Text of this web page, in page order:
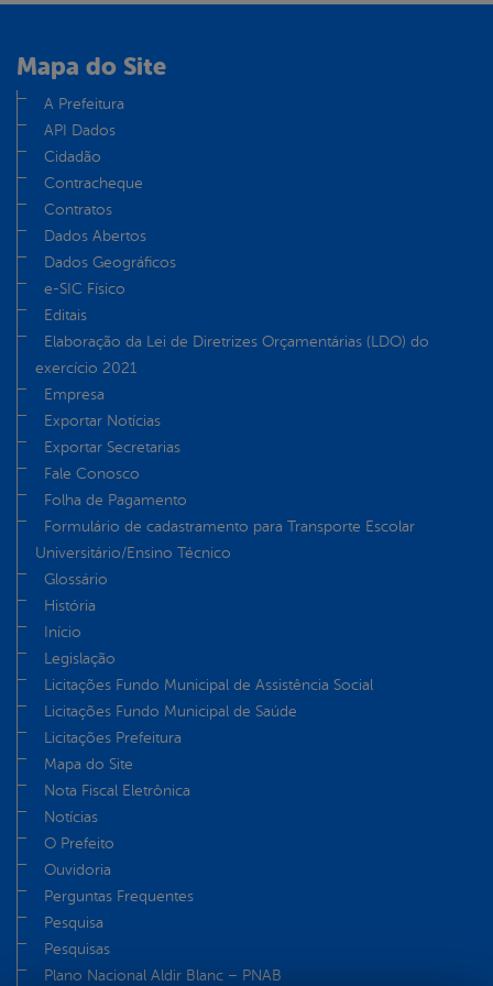
Mapa do Site
A Prefeitura
API Dados
Cidadão
Contracheque
Contratos
Dados Abertos
Dados Geográficos
e-SIC Físico
Editais
Elaboração da Lei de Diretrizes Orçamentárias (LDO) do
exercício 2021
Empresa
Exportar Notícias
Exportar Secretarias
Fale Conosco
Folha de Pagamento
Formulário de cadastramento para Transporte Escolar
Universitário/Ensino Técnico
Glossário
História
Início
Legislação
Licitações Fundo Municipal de Assistência Social
Licitações Fundo Municipal de Saúde
Licitações Prefeitura
Mapa do Site
Nota Fiscal Eletrônica
Notícias
O Prefeito
Ouvidoria
Perguntas Frequentes
Pesquisa
Pesquisas
Plano Nacional Aldir Blanc – PNAB